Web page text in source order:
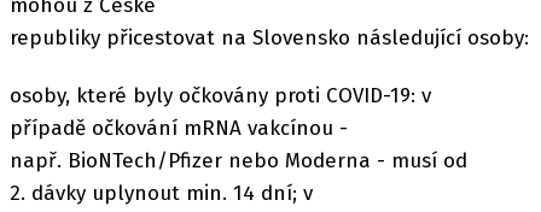
mohou z České
republiky přicestovat na Slovensko následující osoby:
osoby, které byly očkovány proti COVID-19: v
případě očkování mRNA vakcínou -
např. BioNTech/Pfizer nebo Moderna - musí od
2. dávky uplynout min. 14 dní; v